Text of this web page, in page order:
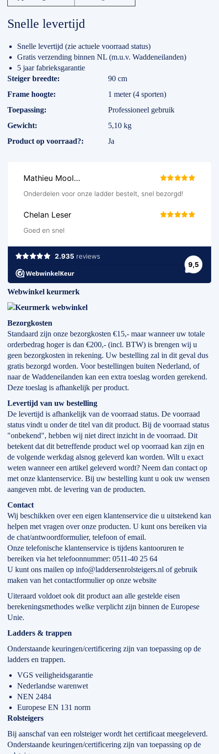
Snelle levertijd
Snelle levertijd (zie actuele voorraad status)
Gratis verzending binnen NL (m.u.v. Waddeneilanden)
5 jaar fabrieksgarantie
Specificaties
Steiger breedte
90 cm
Frame hoogte
1 meter (4 sporten)
Toepassing
Professioneel gebruik
Gewicht
5,10 kg
Product op voorraad?
Ja
Webwinkel keurmerk
Bezorgkosten
Standaard zijn onze bezorgkosten €15,- maar wanneer uw totale
orderbedrag hoger is dan €200,- (incl. BTW) is brengen wij u
geen bezorgkosten in rekening. Uw bestelling zal in dit geval dus
gratis bezorgd worden. Voor bestellingen buiten Nederland, of
naar de Waddeneilanden kan een extra toeslag worden gerekend.
Deze toeslag is afhankelijk per product.
Levertijd van uw bestelling
De levertijd is afhankelijk van de voorraad status. De voorraad
status vindt u onder de titel van dit product. Bij de voorraad status
"onbekend", hebben wij niet direct inzicht in de voorraad. Dit
betekent dat dit betreffende product wel op voorraad kan zijn en
de volgende werkdag alsnog geleverd kan worden. Wilt u exact
weten wanneer een artikel geleverd wordt? Neem dan contact op
met onze klantenservice. Bij uw bestelling kunt u ook uw wensen
aangeven mbt. de levering van de producten.
Contact
Wij beschikken over een eigen klantenservice die u uitstekend kan
helpen met vragen over onze producten. U kunt ons bereiken via
de chat/antwoordformulier, telefoon of email.
Onze telefonische klantenservice is tijdens kantooruren te
bereiken via het telefoonnummer: 0511-40 25 64
U kunt ons mailen op info@laddersenrolsteigers.nl of gebruik
maken van het contactformulier op onze website
Uiteraard voldoet ook dit product aan alle gestelde eisen
berekeningsmethodes welke verplicht zijn binnen de Europese
Unie.
Ladders & trappen
Onderstaande keuringen/certificering zijn van toepassing op de
ladders en trappen.
VGS veiligheidsgarantie
Nederlandse warenwet
NEN 2484
Europese EN 131 norm
Rolsteigers
Bij aanschaf van een rolsteiger wordt het certificaat meegeleverd.
Onderstaande keuringen/certificering zijn van toepassing op de